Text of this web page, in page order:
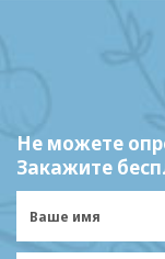
Не можете
Закажите